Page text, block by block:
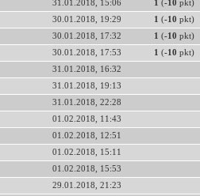
31.01.2018, 15:06 1 (-10 pkt)
30.01.2018, 19:29 1 (-10 pkt)
30.01.2018, 17:32 1 (-10 pkt)
30.01.2018, 17:53 1 (-10 pkt)
31.01.2018, 16:32
31.01.2018, 19:13
31.01.2018, 22:28
01.02.2018, 11:43
01.02.2018, 12:51
01.02.2018, 15:11
01.02.2018, 15:53
29.01.2018, 21:23